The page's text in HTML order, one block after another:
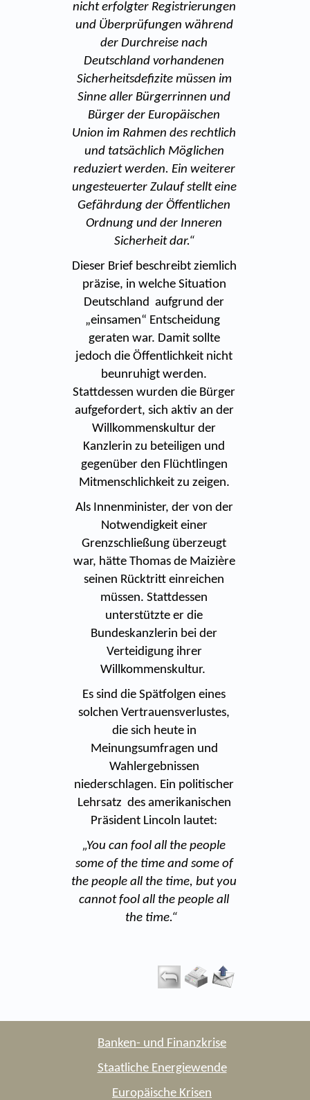
nicht erfolgter Registrierungen
und Überprüfungen während
der Durchreise nach
Deutschland vorhandenen
Sicherheitsdefizite müssen im
Sinne aller Bürgerrinnen und
Bürger der Europäischen
Union im Rahmen des rechtlich
und tatsächlich Möglichen
reduziert werden. Ein weiterer
ungesteuerter Zulauf stellt eine
Gefährdung der Öffentlichen
Ordnung und der Inneren
Sicherheit dar.“
Dieser Brief beschreibt ziemlich
präzise, in welche Situation
Deutschland aufgrund der
„einsamen“ Entscheidung
geraten war. Damit sollte
jedoch die Öffentlichkeit nicht
beunruhigt werden.
Stattdessen wurden die Bürger
aufgefordert, sich aktiv an der
Willkommenskultur der
Kanzlerin zu beteiligen und
gegenüber den Flüchtlingen
Mitmenschlichkeit zu zeigen.
Als Innenminister, der von der
Notwendigkeit einer
Grenzschließung überzeugt
war, hätte Thomas de Maizière
seinen Rücktritt einreichen
müssen. Stattdessen
unterstützte er die
Bundeskanzlerin bei der
Verteidigung ihrer
Willkommenskultur.
Es sind die Spätfolgen eines
solchen Vertrauensverlustes,
die sich heute in
Meinungsumfragen und
Wahlergebnissen
niederschlagen. Ein politischer
Lehrsatz des amerikanischen
Präsident Lincoln lautet:
„You can fool all the people
some of the time and some of
the people all the time, but you
cannot fool all the people all
the time.“
Banken- und Finanzkrise
Staatliche Energiewende
Europäische Krisen